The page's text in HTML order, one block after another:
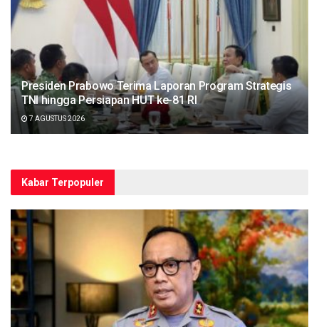
Presiden Prabowo Terima Laporan Program Strategis
TNI hingga Persiapan HUT ke-81 RI
7 AGUSTUS 2026
Kabar Terpopuler